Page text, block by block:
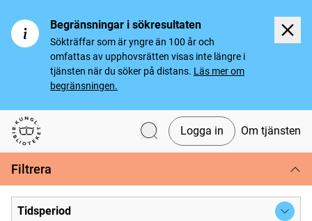
Begränsningar i sökresultaten
Sökträffar som är yngre än 100 år och
omfattas av upphovsrätten visas inte längre i
tjänsten när du söker på distans. Läs mer om
begränsningen.
Svenska tidningar
Logga in Om tjänsten
Filtrera
Tidsperiod